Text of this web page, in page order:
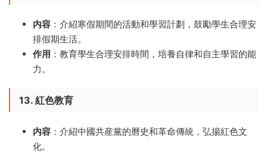
内容 ：介紹寒假期間的活動和學習計劃，鼓勵學生合理安
排假期生活。
作用 ：教育學生合理安排時間，培養自律和自主學習的能
力。
13. 紅色教育
内容 ：介紹中國共産黨的曆史和革命傳統，弘揚紅色文
化。